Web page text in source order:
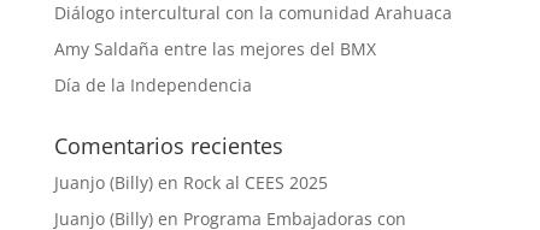
Diálogo intercultural con la comunidad Arahuaca
Amy Saldaña entre las mejores del BMX
Día de la Independencia
Comentarios recientes
Juanjo (Billy)en Rock al CEES 2025
Juanjo (Billy)en Programa Embajadoras con